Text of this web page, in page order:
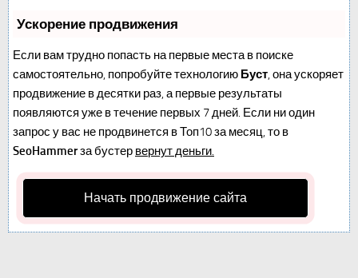
Ускорение продвижения
Если вам трудно попасть на первые места в поиске
самостоятельно, попробуйте технологию Буст, она ускоряет
продвижение в десятки раз, а первые результаты
появляются уже в течение первых 7 дней. Если ни один
запрос у вас не продвинется в Топ10 за месяц, то в
SeoHammerза бустер вернут деньги.
Начать продвижение сайта